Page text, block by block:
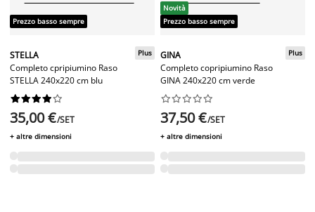
Prezzo basso sempre
STELLA
Completo cpripiumino Raso
STELLA 240x220 cm blu
Plus






35,00 €/SET
+ altre dimensioni
Novità
Prezzo basso sempre
GINA
Completo copripiumino Raso
GINA 240x220 cm verde
Plus






37,50 €/SET
+ altre dimensioni